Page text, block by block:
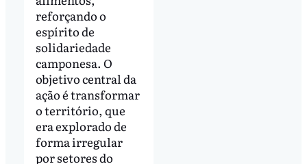
reforçando o
espírito de
solidariedade
camponesa. O
objetivo central da
ação é transformar
o território, que
era explorado de
forma irregular
por setores do